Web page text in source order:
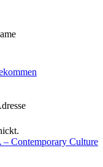
Contemporary Culture